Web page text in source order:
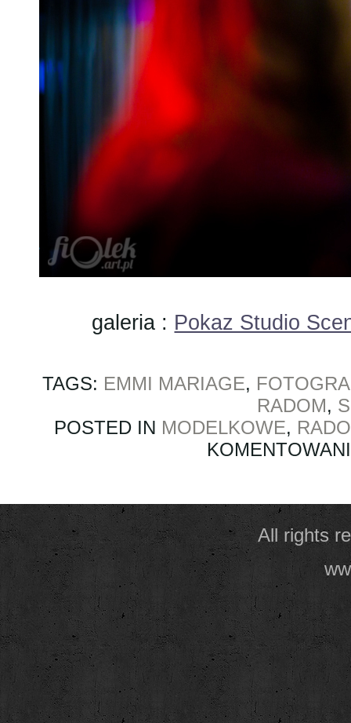
galeria : Pokaz Studio
TAGS: EMMI MARIAGE,
RADOM,
POSTED IN MODELKOWE,
All rights